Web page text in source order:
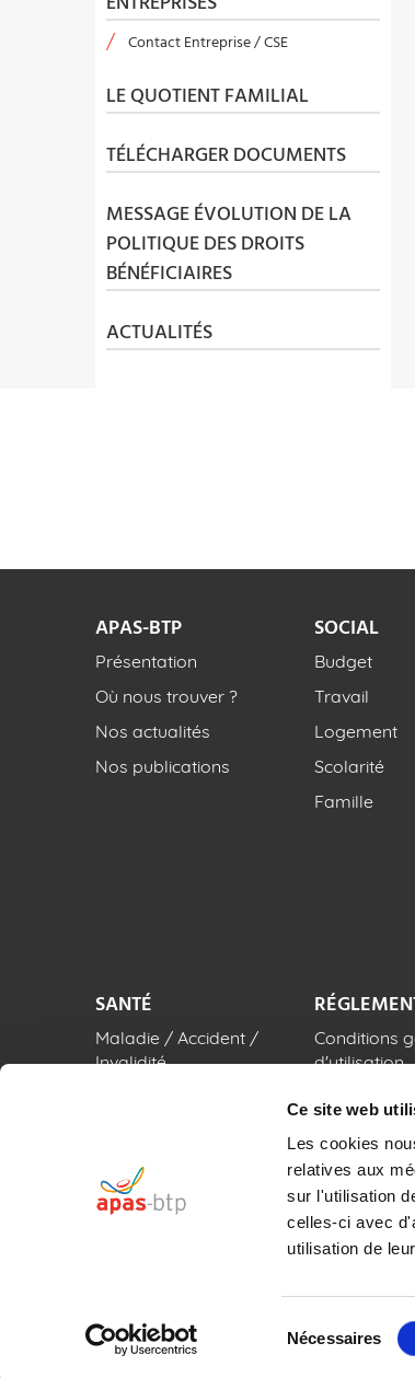
Ce site web
Les cookies
relatives aux
sur l'utilisation
celles-ci avec
utilisation de
Nécessaires
Contact Entreprise / CSE
LE QUOTIENT FAMILIAL
TÉLÉCHARGER DOCUMENTS
MESSAGE ÉVOLUTION DE LA
POLITIQUE DES DROITS
BÉNÉFICIAIRES
ACTUALITÉS
APAS-BTP
Présentation
Où nous trouver ?
Nos actualités
Nos publications
SOCIAL
Budget
Travail
Logement
Scolarité
Famille
SANTÉ
Maladie / Accident /
Invalidité
RDV BTP Santé
Conditions
d'utilisation
des
Politique
cookies
©APAS-BTP 2026 | Association